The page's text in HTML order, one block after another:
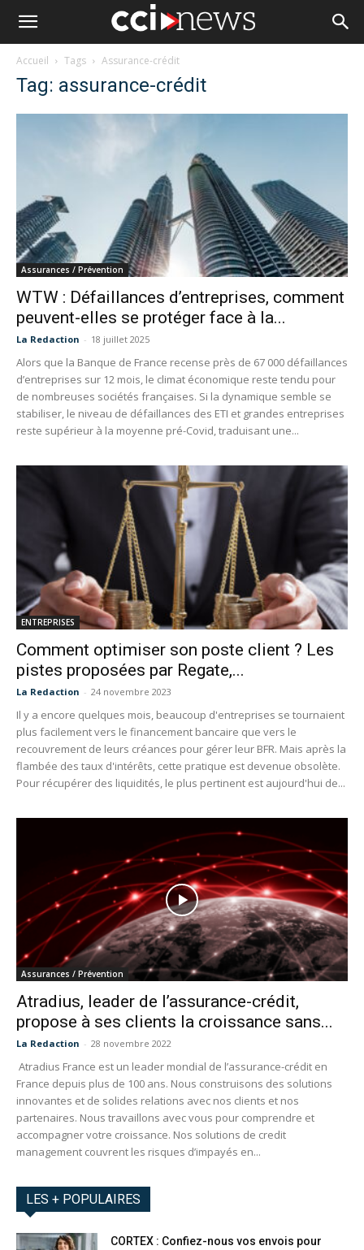
Accueil Tags Assurance-crédit
Tag: assurance-crédit
Assurances / Prévention
WTW : Défaillances d’entreprises, comment
peuvent-elles se protéger face à la...
La Redaction - 18 juillet 2025
Alors que la Banque de France recense près de 67 000 défaillances
d’entreprises sur 12 mois, le climat économique reste tendu pour
de nombreuses sociétés françaises. Si la dynamique semble se
stabiliser, le niveau de défaillances des ETI et grandes entreprises
reste supérieur à la moyenne pré-Covid, traduisant une...
ENTREPRISES
Comment optimiser son poste client ? Les
pistes proposées par Regate,...
La Redaction - 24 novembre 2023
Il y a encore quelques mois, beaucoup d'entreprises se tournaient
plus facilement vers le financement bancaire que vers le
recouvrement de leurs créances pour gérer leur BFR. Mais après la
flambée des taux d'intérêts, cette pratique est devenue obsolète.
Pour récupérer des liquidités, le plus pertinent est aujourd'hui de...
Assurances / Prévention
Atradius, leader de l’assurance-crédit,
propose à ses clients la croissance sans...
La Redaction - 28 novembre 2022
Atradius France est un leader mondial de l’assurance-crédit en
France depuis plus de 100 ans. Nous construisons des solutions
innovantes et de solides relations avec nos clients et nos
partenaires. Nous travaillons avec vous pour comprendre et
accompagner votre croissance. Nos solutions de credit
management couvrent les risques d’impayés en...
LES + POPULAIRES
CORTEX : Confiez-nous vos envois pour